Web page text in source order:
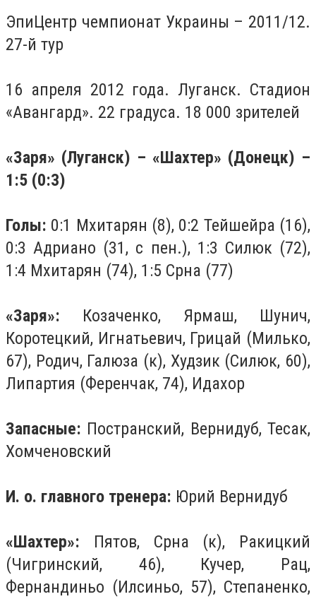
ЭпиЦентр чемпионат Украины – 2011/12.
27-й тур
16 апреля 2012 года. Луганск. Стадион
«Авангард». 22 градуса. 18 000 зрителей
«Заря» (Луганск) – «Шахтер» (Донецк) –
1:5 (0:3)
Голы: 0:1 Мхитарян (8), 0:2 Тейшейра (16),
0:3 Адриано (31, с пен.), 1:3 Силюк (72),
1:4 Мхитарян (74), 1:5 Срна (77)
«Заря»: Козаченко, Ярмаш, Шунич,
Коротецкий, Игнатьевич, Грицай (Милько,
67), Родич, Галюза (к), Худзик (Силюк, 60),
Липартия (Ференчак, 74), Идахор
Запасные: Постранский, Вернидуб, Тесак,
Хомченовский
И. о. главного тренера: Юрий Вернидуб
«Шахтер»: Пятов, Срна (к), Ракицкий
(Чигринский, 46), Кучер, Рац,
Фернандиньо (Илсиньо, 57), Степаненко,